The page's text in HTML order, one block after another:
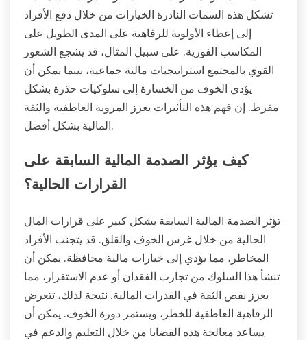
تشكل هذه السمات النادرة الخيارات من خلال دفع الأفراد
إلى إعطاء الأولوية للرفاهية على المدى الطويل على
المكاسب الفورية. على سبيل المثال، قد يشجع الشعور
القوي بالمجتمع استراتيجيات مالية جماعية، بينما يمكن أن
يؤدي الخوف من الخسارة إلى سلوكيات حذرة بشكل
مفرط. إن فهم هذه التأثيرات يعزز المرونة العاطفية والثقة
المالية بشكل أفضل.
كيف يؤثر الصدمة المالية السابقة على
القرارات الحالية؟
تؤثر الصدمة المالية السابقة بشكل كبير على قرارات المال
الحالية من خلال غرس الخوف والقلق. قد يتجنب الأفراد
المخاطر، مما يؤدي إلى خيارات مالية محافظة. يمكن أن
تنشأ هذا السلوك من تجارب الفقدان أو عدم الاستقرار، مما
يعزز نقص الثقة في القدرات المالية. نتيجة لذلك، تتعرض
الرفاهية العاطفية للخطر، ويستمر دورة الخوف. يمكن أن
يساعد معالجة هذه القضايا من خلال التعليم والدعم في